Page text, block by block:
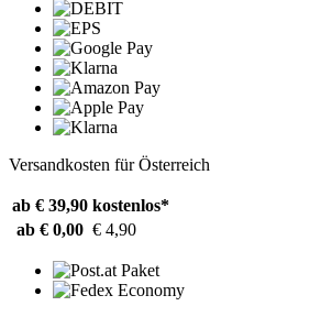
Versandkosten für Österreich
ab € 39,90 kostenlos*
ab € 0,00 € 4,90